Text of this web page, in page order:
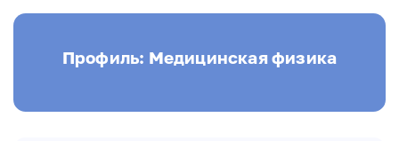
Профиль: Медицинская физика